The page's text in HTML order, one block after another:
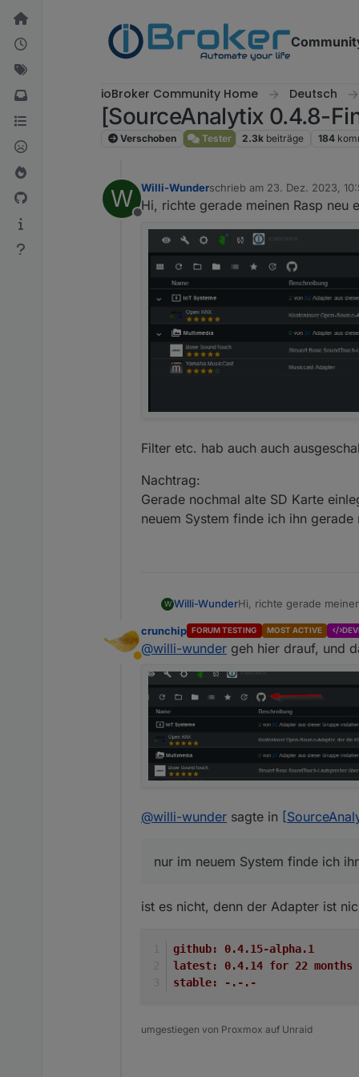
Weiter zum Inhalt
ioBroker Community Home Deutsch
[SourceAnalytix 0.4.8-
Verschoben Tester 2.3k beiträge 184
W
Offline
Willi-Wunderschrieb am 23. Dez. 2023,
zuletzt editiert von Willi-
Hi, richte gerade meinen Rasp neu
Filter etc. hab auch auch
Nachtrag:
Gerade nochmal alte SD Karte
neuem System finde ich ihn gerade
W Willi-WunderHi, richte gerade
Filter etc. hab auch
System finde ich ihn
Abwesend
crunchip FORUM TESTING MOST ACTIVE
@willi-wunder geh hier drauf, und
@willi-wunder sagte in
nur im neuem System finde ich
ist es nicht, denn der Adapter ist
github:	0.4.15-alpha.1
latest:	0.4.14 for 22 months
stable:	-.-.-
umgestiegen von Proxmox auf Unraid